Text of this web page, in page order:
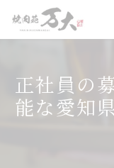
正社員の
能な愛知